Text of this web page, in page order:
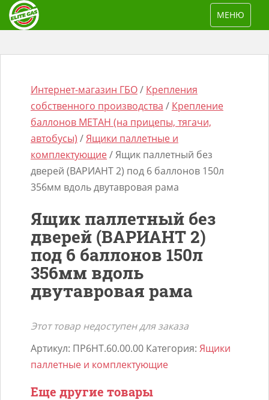
p
TOGGLE
МЕНЮ
Поиск
Интернет-магазин ГБО/ Крепления
собственного производства / Крепление
баллонов МЕТАН (на прицепы, тягачи,
автобусы) /Ящики паллетные и
комплектующие/ Ящик паллетный без
дверей (ВАРИАНТ 2) под 6 баллонов 150л
356мм вдоль двутавровая рама
Ящик паллетный без
дверей (ВАРИАНТ 2)
под 6 баллонов 150л
356мм вдоль
двутавровая рама
Этот товар недоступен для заказа
Артикул: ПР6НТ.60.00.00 Категория: Ящики
паллетные и комплектующие
Еще другие товары